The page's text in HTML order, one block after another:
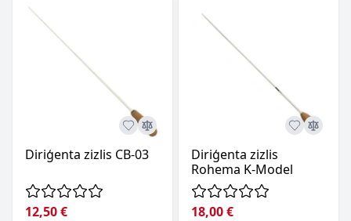
Diriģenta zizlis CB-03
12,50 €
Diriģenta zizlis
Rohema K-Model
18,00 €